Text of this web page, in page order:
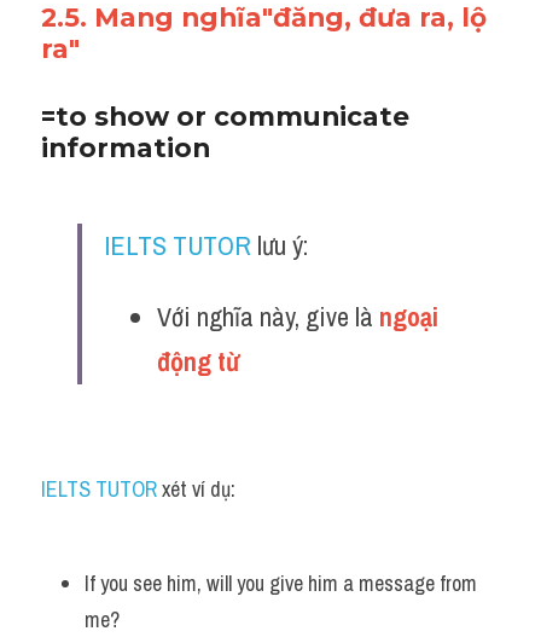
2.5. Mang nghĩa"đăng, đưa ra, lộ
ra"
=to show or communicate
information
IELTS TUTOR lưu ý:
Với nghĩa này, give là ngoại
động từ
IELTS TUTOR xét ví dụ:
If you see him, will you give him a message from
me?